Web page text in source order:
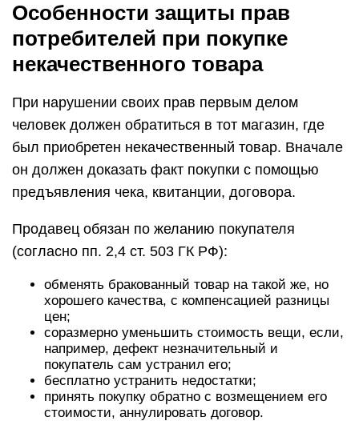
Особенности защиты прав
потребителей при покупке
некачественного товара
При нарушении своих прав первым делом
человек должен обратиться в тот магазин, где
был приобретен некачественный товар. Вначале
он должен доказать факт покупки с помощью
предъявления чека, квитанции, договора.
Продавец обязан по желанию покупателя
(согласно пп. 2,4 ст. 503 ГК РФ):
обменять бракованный товар на такой же, но
хорошего качества, с компенсацией разницы
цен;
соразмерно уменьшить стоимость вещи, если,
например, дефект незначительный и
покупатель сам устранил его;
бесплатно устранить недостатки;
принять покупку обратно с возмещением его
стоимости, аннулировать договор.